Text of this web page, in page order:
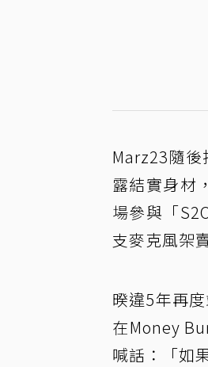
Marz23隨
露結實身材
場參與「
支麥克風架
暌違5年再
在Money
喊話：「如